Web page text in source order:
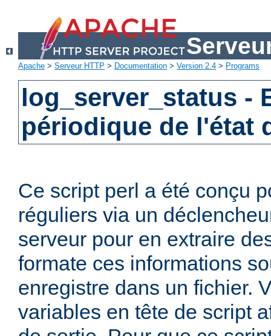
Apache > Serveur HTTP > Documentation > Version 2.4 > Programs
log_server_status -
périodique de l'état
Ce script perl a été conçu
réguliers via un
serveur pour en extraire
formate ces informations
enregistre dans un fichier.
variables en tête de script